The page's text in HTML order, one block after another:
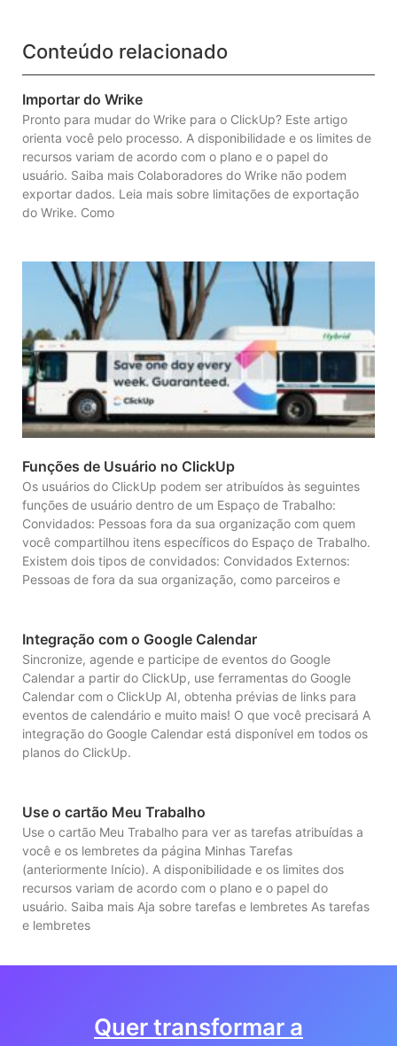
Conteúdo relacionado
Importar do Wrike
Pronto para mudar do Wrike para o ClickUp? Este artigo
orienta você pelo processo. A disponibilidade e os limites de
recursos variam de acordo com o plano e o papel do
usuário. Saiba mais Colaboradores do Wrike não podem
exportar dados. Leia mais sobre limitações de exportação
do Wrike. Como
Funções de Usuário no ClickUp
Os usuários do ClickUp podem ser atribuídos às seguintes
funções de usuário dentro de um Espaço de Trabalho:
Convidados: Pessoas fora da sua organização com quem
você compartilhou itens específicos do Espaço de Trabalho.
Existem dois tipos de convidados: Convidados Externos:
Pessoas de fora da sua organização, como parceiros e
Integração com o Google Calendar
Sincronize, agende e participe de eventos do Google
Calendar a partir do ClickUp, use ferramentas do Google
Calendar com o ClickUp AI, obtenha prévias de links para
eventos de calendário e muito mais! O que você precisará A
integração do Google Calendar está disponível em todos os
planos do ClickUp.
Use o cartão Meu Trabalho
Use o cartão Meu Trabalho para ver as tarefas atribuídas a
você e os lembretes da página Minhas Tarefas
(anteriormente Início). A disponibilidade e os limites dos
recursos variam de acordo com o plano e o papel do
usuário. Saiba mais Aja sobre tarefas e lembretes As tarefas
e lembretes
Quer transformar a